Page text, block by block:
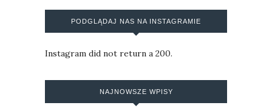
PODGLĄDAJ NAS NA INSTAGRAMIE
Instagram did not return a 200.
NAJNOWSZE WPISY